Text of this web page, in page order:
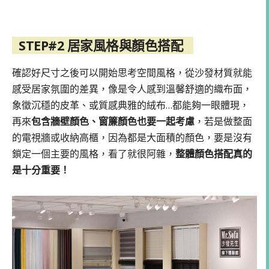
STEP#2 居家風格與顏色搭配
確認好尺寸之後可以開始思考空間風格，從沙發材質就能
感受居家氛圍的差異，像是令人感到溫馨舒適的織布面，
象徵沉穩的皮革、或質感典雅的絨布…都能夠一眼體現，
再來包含牆壁顏色、窗簾顏色也要一起考慮 ，若是做整面
的電視牆或收納高櫃，因為都是大面積的顏色，要是沒有
鎖定一個主要的風格，看了就很阿雜， 整體顏色搭配真的
是十分重要！